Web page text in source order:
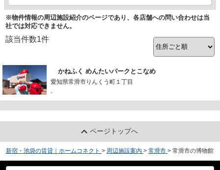
※物件情報の周辺施設紹介のページであり、各店舗への問い合わせは当
社では対応できません。
該当件数1件
かねふく めんたいパークとこなめ
愛知県常滑市りんくう町１丁目
-
ページトップへ
新宿・池袋の賃貸｜ホームコネクト > 周辺施設案内 > 常滑市 > 常滑市の博物館